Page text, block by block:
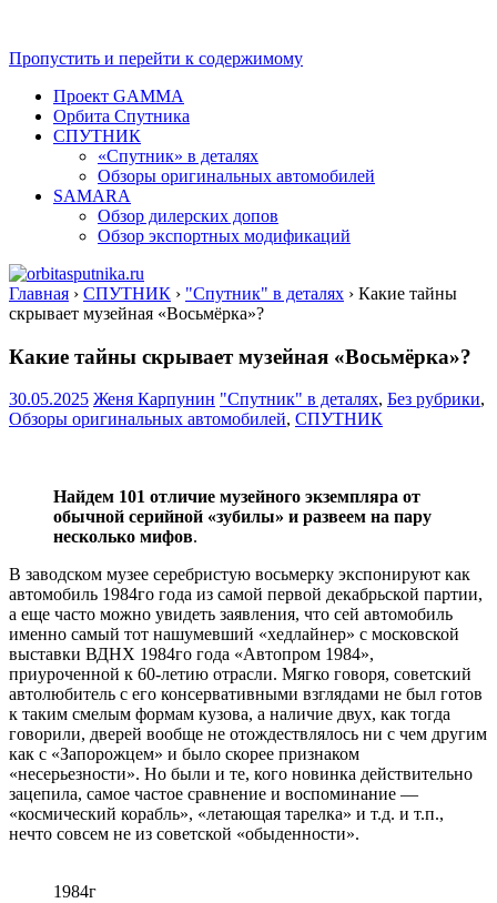
Пропустить и перейти к содержимому
Проект GAMMA
Орбита Спутника
СПУТНИК
«Спутник» в деталях
Обзоры оригинальных автомобилей
SAMARA
Обзор дилерских допов
Обзор экспортных модификаций
orbitasputnika.ru
Орбита
Главная › СПУТНИК › "Спутник" в деталях › Какие тайны
скрывает музейная «Восьмёрка»?
Какие тайны скрывает музейная «Восьмёрка»?
30.05.2025 Женя Карпунин "Спутник" в деталях, Без рубрики,
Обзоры оригинальных автомобилей, СПУТНИК
Найдем 101 отличие музейного экземпляра от
обычной серийной «зубилы» и развеем на пару
несколько мифов.
В заводском музее серебристую восьмерку экспонируют как
автомобиль 1984го года из самой первой декабрьской партии,
а еще часто можно увидеть заявления, что сей автомобиль
именно самый тот нашумевший «хедлайнер» с московской
выставки ВДНХ 1984го года «Автопром 1984»,
приуроченной к 60-летию отрасли. Мягко говоря, советский
автолюбитель с его консервативными взглядами не был готов
к таким смелым формам кузова, а наличие двух, как тогда
говорили, дверей вообще не отождествлялось ни с чем другим
как с «Запорожцем» и было скорее признаком
«несерьезности». Но были и те, кого новинка действительно
зацепила, самое частое сравнение и воспоминание —
«космический корабль», «летающая тарелка» и т.д. и т.п.,
нечто совсем не из советской «обыденности».
1984г